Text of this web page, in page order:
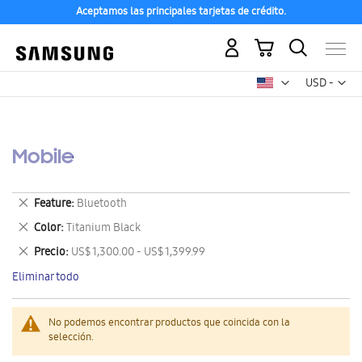
Aceptamos las principales tarjetas de crédito.
USD -
dólar
Mi carrito
Mobile
No podemos encontrar productos que coincida con la
selección.
Feature Bluetooth
Eliminar
este
artículo
Color Titanium Black
Eliminar
este
artículo
Precio US$ 1,300.00 - US$ 1,399.99
Eliminar
este
artículo
Eliminar todo